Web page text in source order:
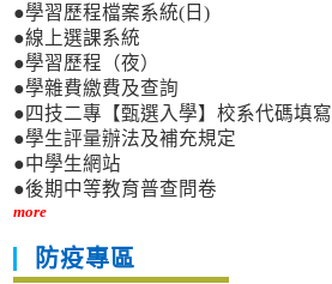
●學習歷程檔案系統(日)
●線上選課系統
●學習歷程（夜）
●學雜費繳費及查詢
●四技二專【甄選入學】校系代碼填寫
●學生評量辦法及補充規定
●中學生網站
●後期中等教育普查問卷
more
防疫專區